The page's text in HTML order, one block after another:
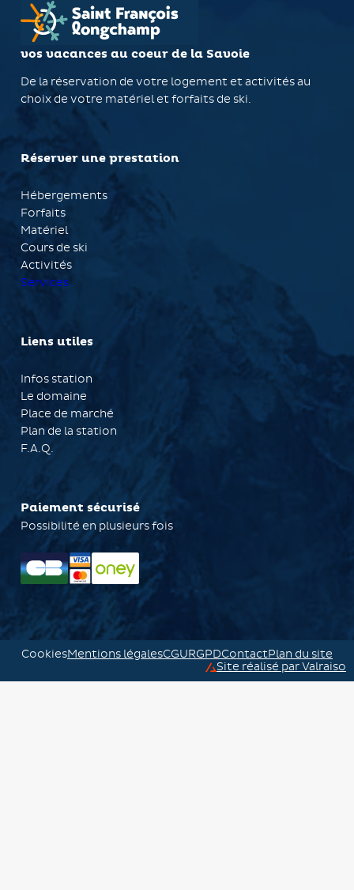
vos vacances au coeur de la Savoie
De la réservation de votre logement et activités au
choix de votre matériel et forfaits de ski.
Réserver une prestation
Hébergements
Forfaits
Matériel
Cours de ski
Activités
Services
Liens utiles
Infos station
Le domaine
Place de marché
Plan de la station
F.A.Q.
Paiement sécurisé
Possibilité en plusieurs fois
CookiesMentions légalesCGURGPDContactPlan du site
Valraiso
Site réalisé par Valraiso